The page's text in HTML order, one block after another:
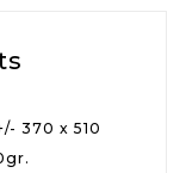
370 x 510